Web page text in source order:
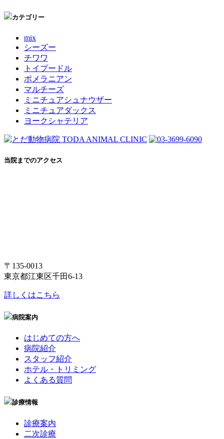
カテゴリー
mix
シーズー
チワワ
トイプードル
ポメラニアン
マルチーズ
ミニチュアシュナウザー
ミニチュアダックス
ヨークシャテリア
当院までのアクセス
〒135-0013
東京都江東区千田6-13
詳しくはこちら
病院案内
はじめての方へ
病院紹介
スタッフ紹介
ホテル・トリミング
よくある質問
診療情報
診療案内
二次診療